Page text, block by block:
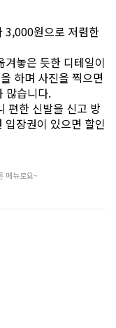
3,000원으로 저렴한
놓은 듯한 디테일이
하며 사진을 찍으면
많습니다.
편한 신발을 신고 방
장권이 있으면 할인
메뉴로요~